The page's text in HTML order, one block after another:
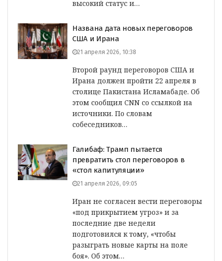
высокий статус и…
Названа дата новых переговоров
США и Ирана
21 апреля 2026, 10:38
Второй раунд переговоров США и
Ирана должен пройти 22 апреля в
столице Пакистана Исламабаде. Об
этом сообщил CNN со ссылкой на
источники. По словам
собеседников…
Галибаф: Трамп пытается
превратить стол переговоров в
«стол капитуляции»
21 апреля 2026, 09:05
Иран не согласен вести переговоры
«под прикрытием угроз» и за
последние две недели
подготовился к тому, «чтобы
разыграть новые карты на поле
боя». Об этом…